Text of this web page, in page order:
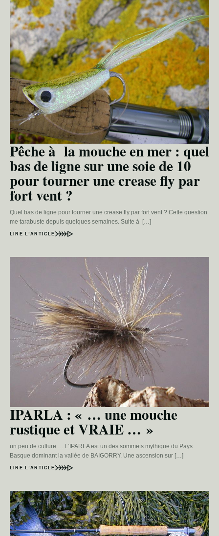
Pêche à la mouche en mer : quel
bas de ligne sur une soie de 10
pour tourner une crease fly par
fort vent ?
Quel bas de ligne pour tourner une crease fly par fort vent ? Cette question
me tarabuste depuis quelques semaines. Suite à […]
LIRE L’ARTICLE
IPARLA : « … une mouche
rustique et VRAIE … »
un peu de culture … L’IPARLA est un des sommets mythique du Pays
Basque dominant la vallée de BAIGORRY. Une ascension sur […]
LIRE L’ARTICLE